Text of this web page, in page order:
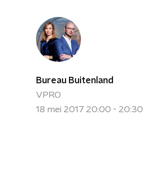
Bureau Buitenland
VPRO
18 mei 2017 20:00 - 20:30